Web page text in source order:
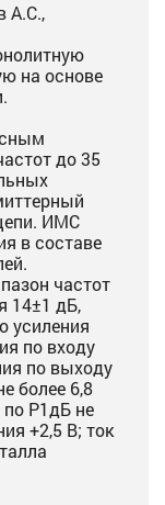
А.С.,
на основе
до 35
ИМС
в составе
частот
14±1 дБ,
усиления
по входу
по выходу
более 6,8
P1дБ не
+2,5 В; ток